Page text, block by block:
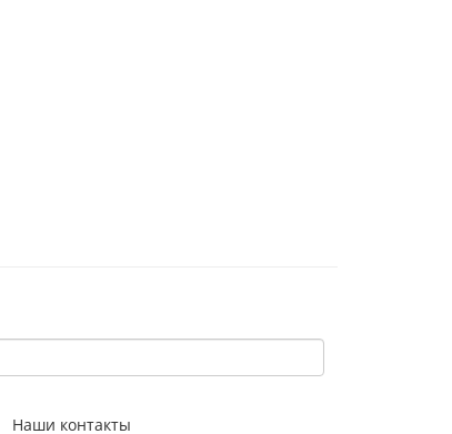
Наши контакты